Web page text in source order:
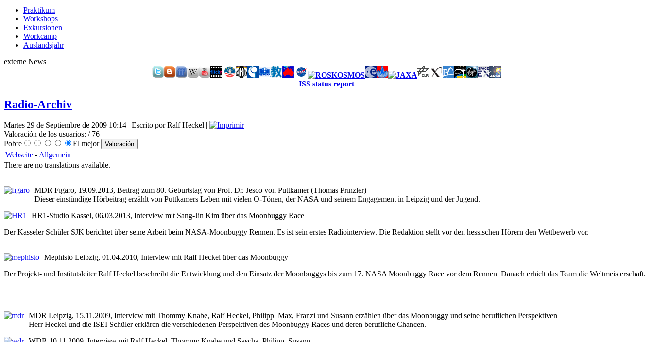
Praktikum
Workshops
Exkursionen
Workcamp
Auslandsjahr
externe News
ISS status report
Radio-Archiv
Martes 29 de Septiembre de 2009 10:14 | Escrito por Ralf Heckel |
Valoración de los usuarios: / 76
Pobre
El mejor
Webseite - Allgemein
There are no translations available.
MDR Figaro, 19.09.2013, Beitrag zum 80. Geburtstag von Prof. Dr. Jesco von Puttkamer (Thomas Prinzler)
Dieser einstündige Hörbeitrag erzählt von Puttkamers Leben mit vielen O-Tönen, der NASA und seinem Engagement in Leipzig und der Jugend.
HR1-Studio Kassel, 06.03.2013, Interview mit Sang-Jin Kim über das Moonbuggy Race
Der Kasseler Schüler SJK berichtet über seine Arbeit beim NASA-Moonbuggy Rennen. Es ist sein erstes Radiointerview. Die Redaktion stellt vor den hessischen Hörern den Wettbewerb vor.
Mephisto Leipzig, 01.04.2010, Interview mit Ralf Heckel über das Moonbuggy
Der Projekt- und Institutsleiter Ralf Heckel beschreibt die Entwicklung und den Einsatz der Moonbuggys bis zum 17. NASA Moonbuggy Race vor dem Rennen. Danach erhielt das Team die Weltmeisterschaft.
MDR Leipzig, 15.11.2009, Interview mit Thommy Knabe, Ralf Heckel, Philipp, Max, Franzi und Susann erzählen über das Moonbuggy und seine beruflichen Perspektiven
Herr Heckel und die ISEI Schüler erklären die verschiedenen Perspektiven des Moonbuggy Races und deren berufliche Chancen.